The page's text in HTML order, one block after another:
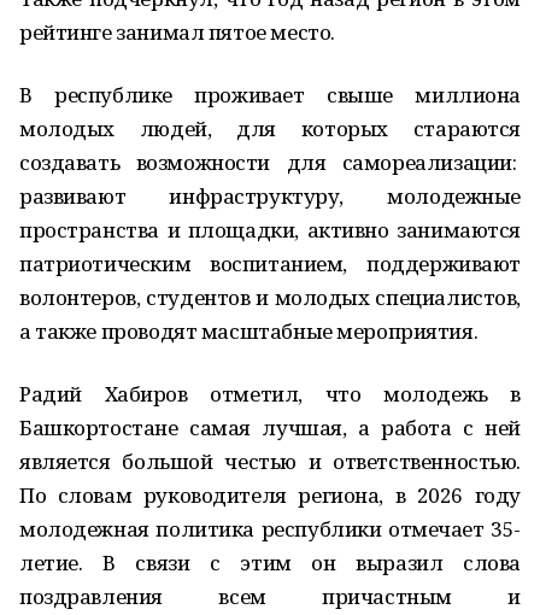
рейтинге занимал пятое место.
В республике проживает свыше миллиона
молодых людей, для которых стараются
создавать возможности для самореализации:
развивают инфраструктуру, молодежные
пространства и площадки, активно занимаются
патриотическим воспитанием, поддерживают
волонтеров, студентов и молодых специалистов,
а также проводят масштабные мероприятия.
Радий Хабиров отметил, что молодежь в
Башкортостане самая лучшая, а работа с ней
является большой честью и ответственностью.
По словам руководителя региона, в 2026 году
молодежная политика республики отмечает 35-
летие. В связи с этим он выразил слова
поздравления всем причастным и